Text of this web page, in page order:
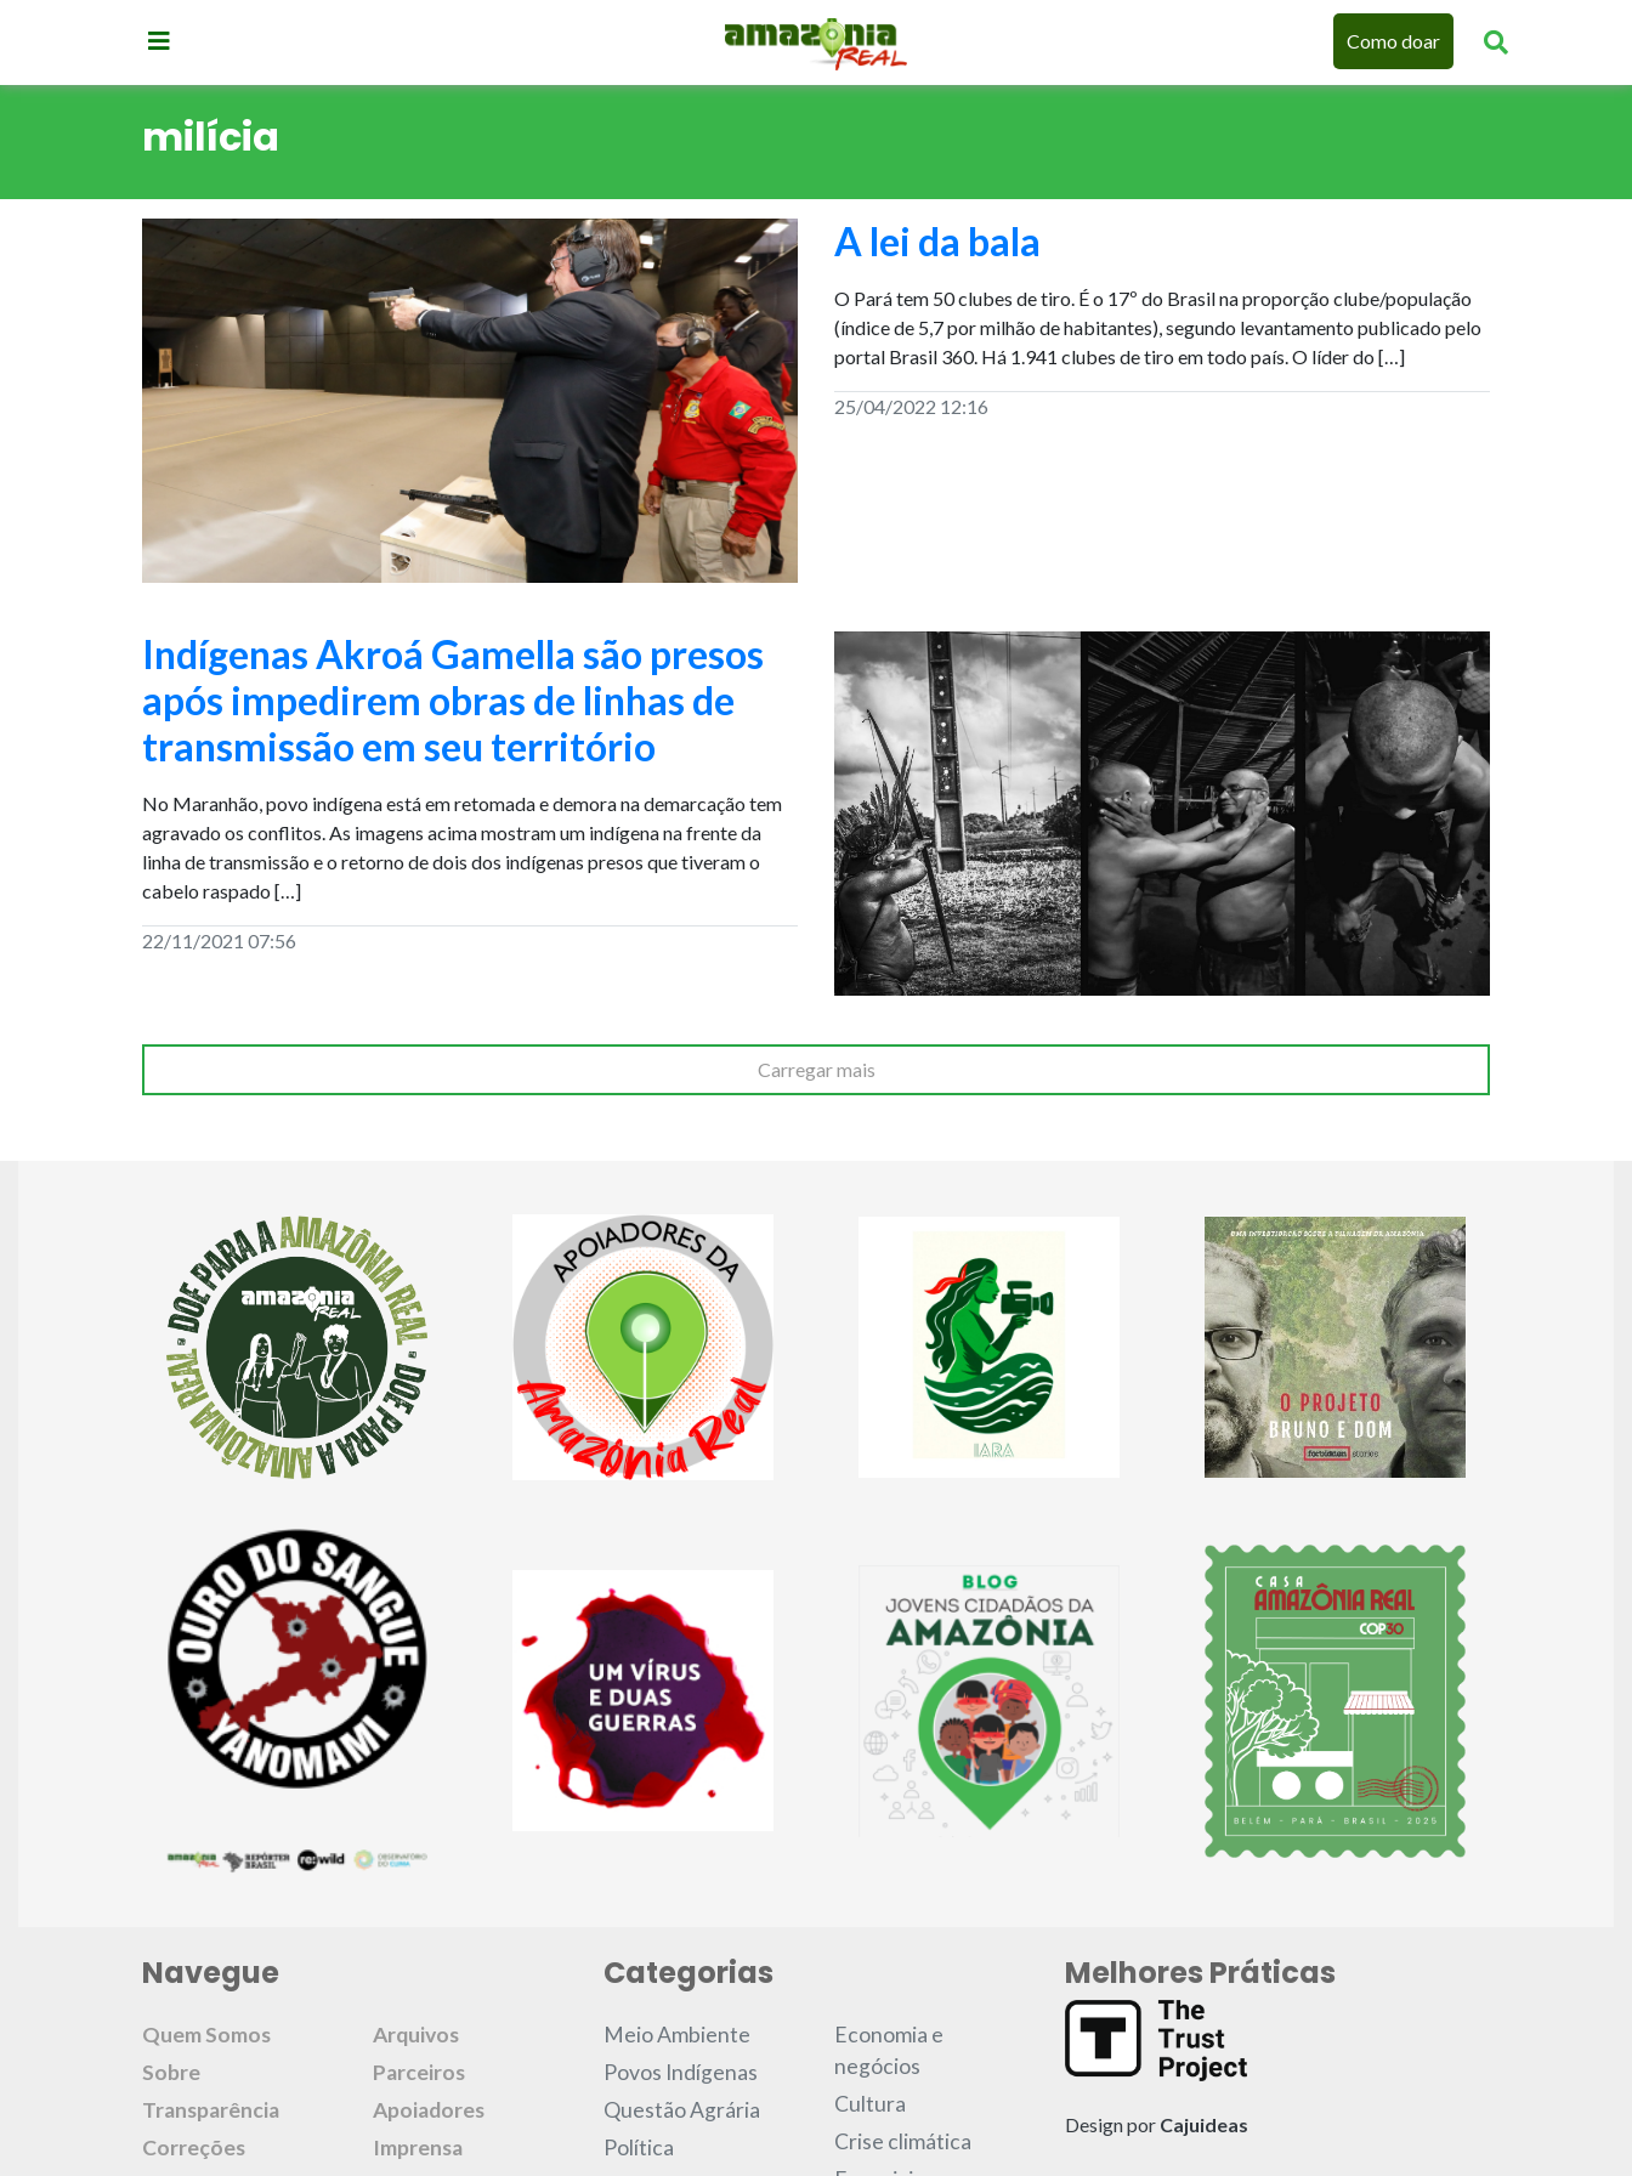
Como doar
milícia
A lei da bala
O Pará tem 50 clubes de tiro. É o 17º do Brasil na proporção clube/população
(índice de 5,7 por milhão de habitantes), segundo levantamento publicado pelo
portal Brasil 360. Há 1.941 clubes de tiro em todo país. O líder do […]
25/04/2022 12:16
Indígenas Akroá Gamella são presos
após impedirem obras de linhas de
transmissão em seu território
No Maranhão, povo indígena está em retomada e demora na demarcação tem
agravado os conflitos. As imagens acima mostram um indígena na frente da
linha de transmissão e o retorno de dois dos indígenas presos que tiveram o
cabelo raspado […]
22/11/2021 07:56
Carregar mais
Navegue
Quem Somos
Sobre
Transparência
Correções
Arquivos
Parceiros
Apoiadores
Imprensa
Categorias
Meio Ambiente
Povos Indígenas
Questão Agrária
Política
Economia e
negócios
Cultura
Crise climática
Melhores Práticas
Design por Cajuideas